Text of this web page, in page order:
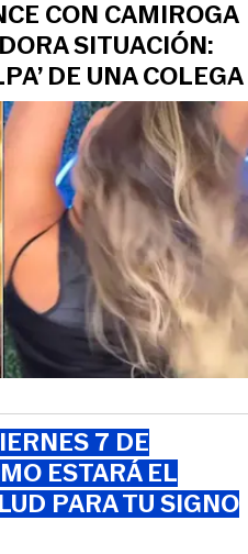
CON CAMIROGA
SITUACIÓN:
DE UNA COLEGA
7 DE
ESTARÁ EL
PARA TU SIGNO